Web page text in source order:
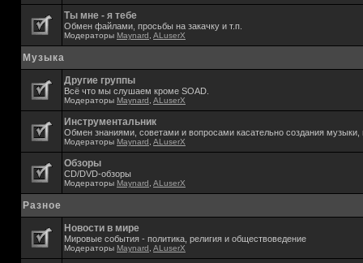
Ты мне - я тебе
Обмен файлами, просьбы на закачку и т.п.
Модераторы Maynard ALuserX
Музыка
Другие группы
Всё что мы слушаем кроме SOAD.
Модераторы Maynard ALuserX
Инструментальник
Обмен знаниями, советами и вопросами касательно создания музыки,
Модераторы Maynard ALuserX
Обзоры
CD/DVD-обзоры
Модераторы Maynard ALuserX
Разное
Новости в мире
Мировые события - политика, религия и обществоведение
Модераторы Maynard ALuserX